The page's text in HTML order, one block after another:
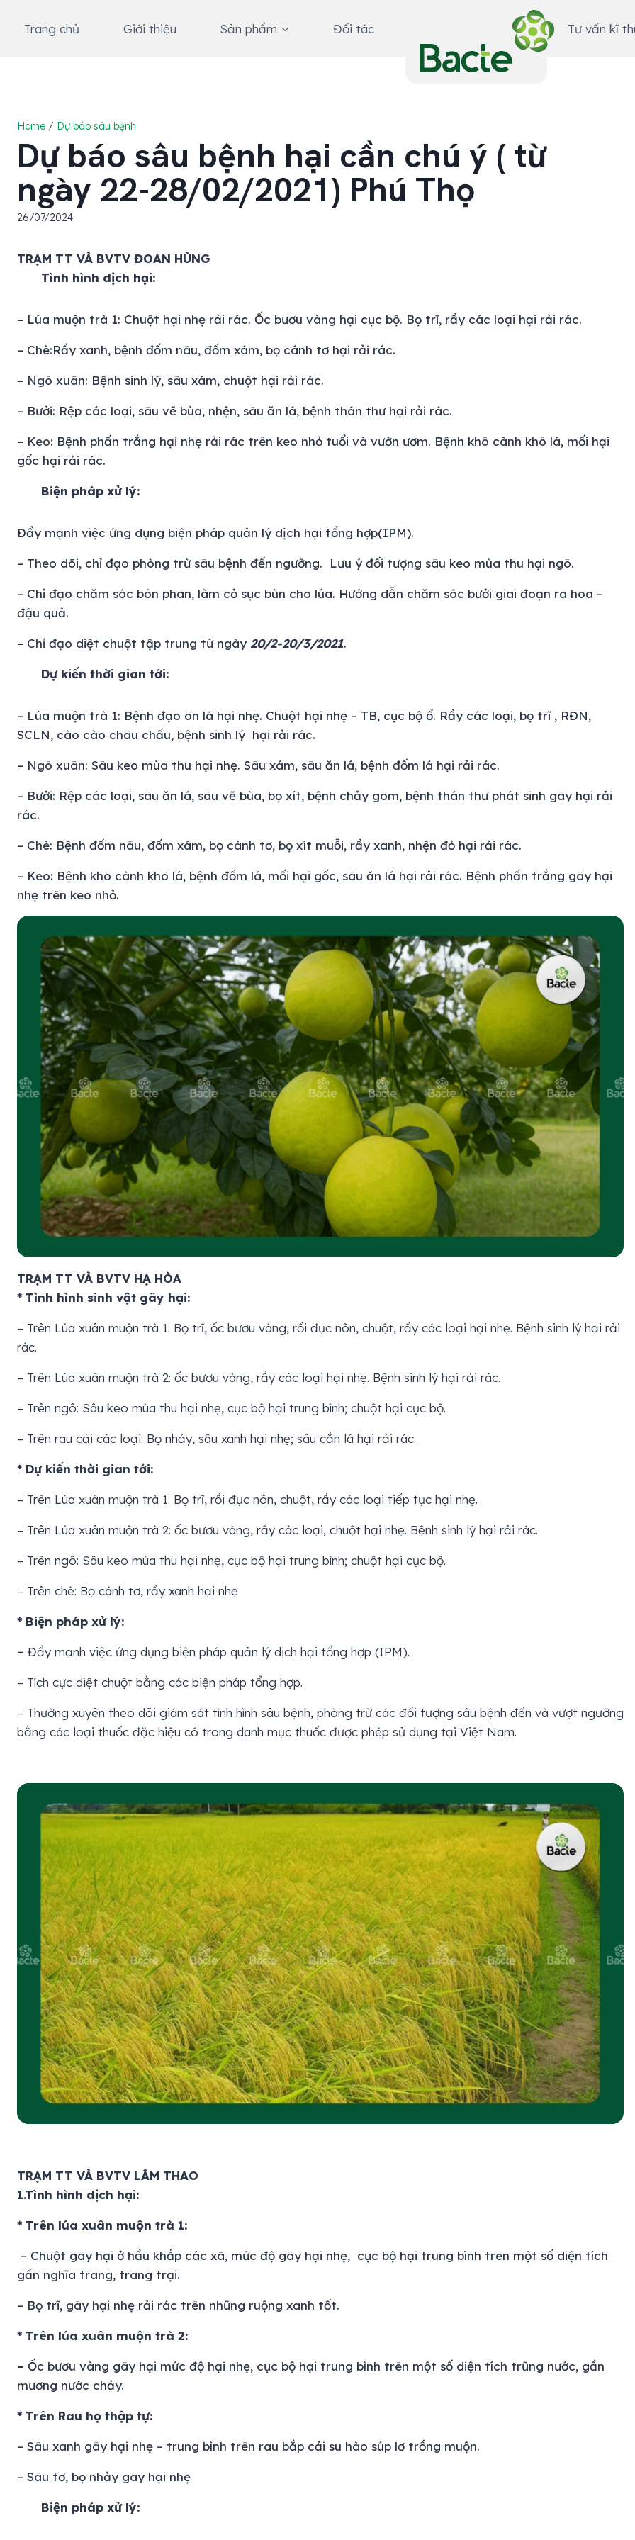
Trang chủ Giới thiệu Sản phẩm Đối tác Tư vấn kĩ
Home / Dự báo sâu bệnh
Dự báo sâu bệnh hại cần chú ý ( từ
ngày 22-28/02/2021) Phú Thọ
26/07/2024
TRẠM TT VÀ BVTV ĐOAN HÙNG
Tình hình dịch hại:
– Lúa muộn trà 1: Chuột hại nhẹ rải rác. Ốc bươu vàng hại cục bộ. Bọ trĩ, rầy các loại hại rải rác.
– Chè:Rầy xanh, bệnh đốm nâu, đốm xám, bọ cánh tơ hại rải rác.
– Ngô xuân: Bệnh sinh lý, sâu xám, chuột hại rải rác.
– Bưởi: Rệp các loại, sâu vẽ bùa, nhện, sâu ăn lá, bệnh thán thư hại rải rác.
– Keo: Bệnh phấn trắng hại nhẹ rải rác trên keo nhỏ tuổi và vườn ươm. Bệnh khô cành khô lá, mối hại
gốc hại rải rác.
Biện pháp xử lý:
Đẩy mạnh việc ứng dụng biện pháp quản lý dịch hại tổng hợp(IPM).
– Theo dõi, chỉ đạo phòng trừ sâu bệnh đến ngưỡng. Lưu ý đối tượng sâu keo mùa thu hại ngô.
– Chỉ đạo chăm sóc bón phân, làm cỏ sục bùn cho lúa. Hướng dẫn chăm sóc bưởi giai đoạn ra hoa –
đậu quả.
– Chỉ đạo diệt chuột tập trung từ ngày 20/2-20/3/2021.
Dự kiến thời gian tới:
– Lúa muộn trà 1: Bệnh đạo ôn lá hại nhẹ. Chuột hại nhẹ – TB, cục bộ ổ. Rầy các loại, bọ trĩ , RĐN,
SCLN, cào cào châu chấu, bệnh sinh lý hại rải rác.
– Ngô xuân: Sâu keo mùa thu hại nhẹ. Sâu xám, sâu ăn lá, bệnh đốm lá hại rải rác.
– Bưởi: Rệp các loại, sâu ăn lá, sâu vẽ bùa, bọ xít, bệnh chảy gôm, bệnh thán thư phát sinh gây hại rải
rác.
– Chè: Bệnh đốm nâu, đốm xám, bọ cánh tơ, bọ xít muỗi, rầy xanh, nhện đỏ hại rải rác.
– Keo: Bệnh khô cành khô lá, bệnh đốm lá, mối hại gốc, sâu ăn lá hại rải rác. Bệnh phấn trắng gây hại
nhẹ trên keo nhỏ.
TRẠM TT VÀ BVTV HẠ HÒA
* Tình hình sinh vật gây hại:
– Trên Lúa xuân muộn trà 1: Bọ trĩ, ốc bươu vàng, rồi đục nõn, chuột, rầy các loại hại nhẹ. Bệnh sinh lý hại rải
rác.
– Trên Lúa xuân muộn trà 2: ốc bươu vàng, rầy các loại hại nhẹ. Bệnh sinh lý hại rải rác.
– Trên ngô: Sâu keo mùa thu hại nhẹ, cục bộ hại trung bình; chuột hại cục bộ.
– Trên rau cải các loại: Bọ nhảy, sâu xanh hại nhẹ; sâu cắn lá hại rải rác.
* Dự kiến thời gian tới:
– Trên Lúa xuân muộn trà 1: Bọ trĩ, rồi đục nõn, chuột, rầy các loại tiếp tục hại nhẹ.
– Trên Lúa xuân muộn trà 2: ốc bươu vàng, rầy các loại, chuột hại nhẹ. Bệnh sinh lý hại rải rác.
– Trên ngô: Sâu keo mùa thu hại nhẹ, cục bộ hại trung bình; chuột hại cục bộ.
– Trên chè: Bọ cánh tơ, rầy xanh hại nhẹ
* Biện pháp xử lý:
– Đẩy mạnh việc ứng dụng biện pháp quản lý dịch hại tổng hợp (IPM).
– Tích cực diệt chuột bằng các biện pháp tổng hợp.
– Thường xuyên theo dõi giám sát tình hình sâu bệnh, phòng trừ các đối tượng sâu bệnh đến và vượt ngưỡng
bằng các loại thuốc đặc hiệu có trong danh mục thuốc được phép sử dụng tại Việt Nam.
TRẠM TT VÀ BVTV LÂM THAO
1.Tình hình dịch hại:
* Trên lúa xuân muộn trà 1:
– Chuột gây hại ở hầu khắp các xã, mức độ gây hại nhẹ, cục bộ hại trung bình trên một số diện tích
gần nghĩa trang, trang trại.
– Bọ trĩ, gây hại nhẹ rải rác trên những ruộng xanh tốt.
* Trên lúa xuân muộn trà 2:
– Ốc bươu vàng gây hại mức độ hại nhẹ, cục bộ hại trung bình trên một số diện tích trũng nước, gần
mương nước chảy.
* Trên Rau họ thập tự:
– Sâu xanh gây hại nhẹ – trung bình trên rau bắp cải su hào súp lơ trồng muộn.
– Sâu tơ, bọ nhảy gây hại nhẹ
Biện pháp xử lý: